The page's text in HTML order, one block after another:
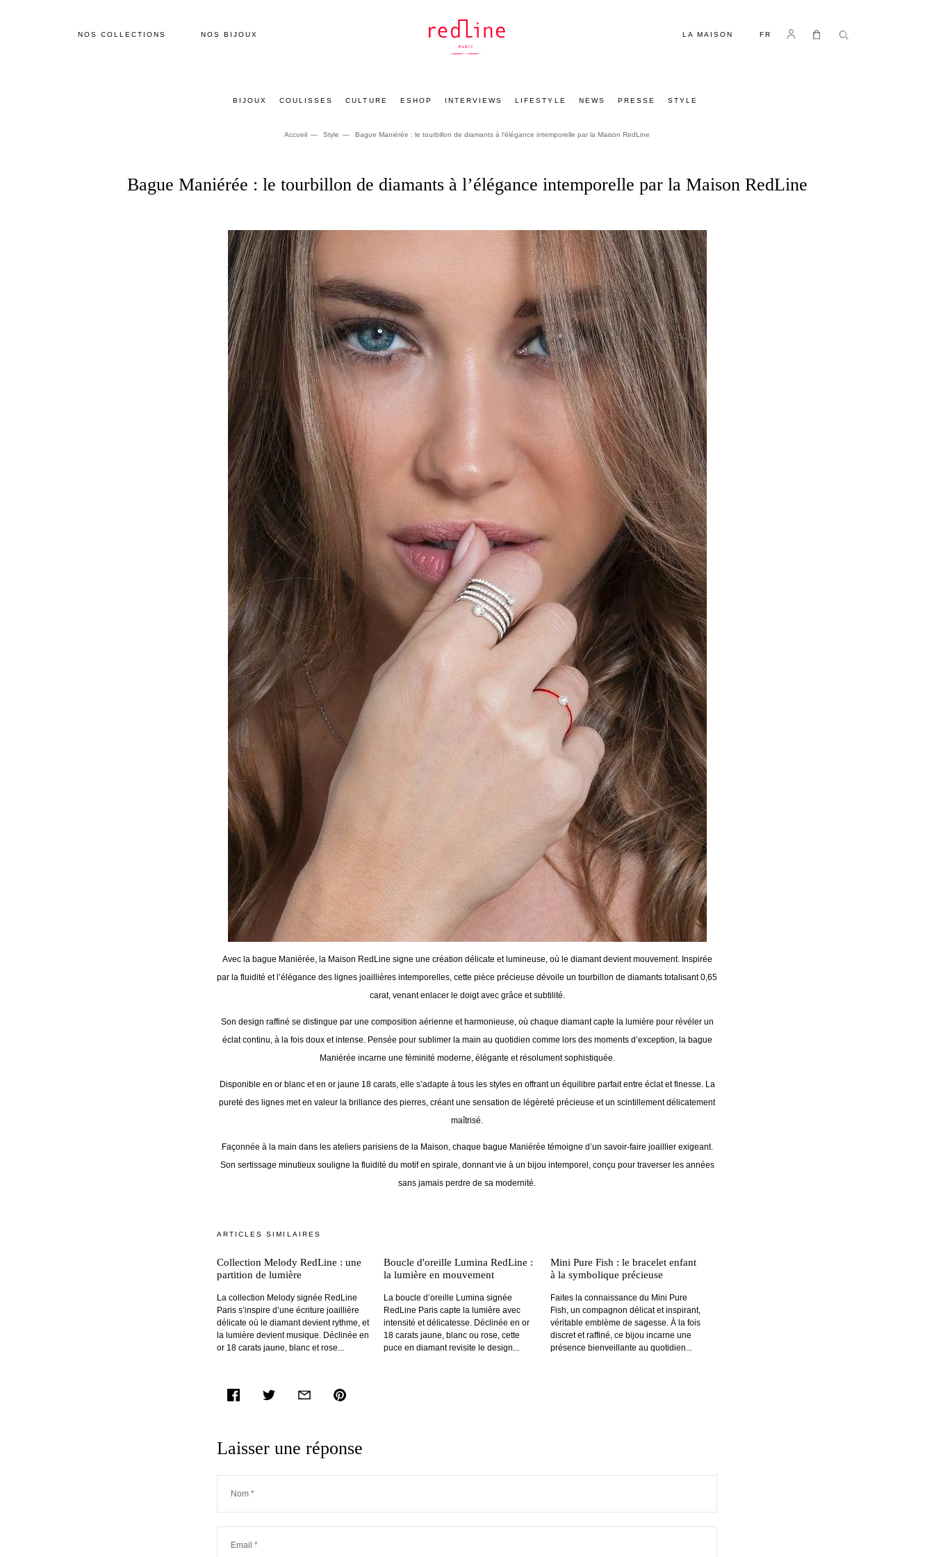
NOS COLLECTIONS NOS BIJOUX LA MAISON FR Se connecter
Mon panier
BIJOUX COULISSES CULTURE ESHOP INTERVIEWS LIFESTYLE NEWS PRESSE STYLE
Accueil Style Bague Maniérée : le tourbillon de diamants à l’élégance intemporelle par la Maison RedLine
Bague Maniérée : le tourbillon de diamants à l’élégance intemporelle par la Maison RedLine
Avec la bague Maniérée, la Maison RedLine signe une création délicate et lumineuse, où le diamant devient mouvement. Inspirée
par la fluidité et l’élégance des lignes joaillières intemporelles, cette pièce précieuse dévoile un tourbillon de diamants totalisant 0,65
carat, venant enlacer le doigt avec grâce et subtilité.
Son design raffiné se distingue par une composition aérienne et harmonieuse, où chaque diamant capte la lumière pour révéler un
éclat continu, à la fois doux et intense. Pensée pour sublimer la main au quotidien comme lors des moments d’exception, la bague
Maniérée incarne une féminité moderne, élégante et résolument sophistiquée.
Disponible en or blanc et en or jaune 18 carats, elle s’adapte à tous les styles en offrant un équilibre parfait entre éclat et finesse. La
pureté des lignes met en valeur la brillance des pierres, créant une sensation de légèreté précieuse et un scintillement délicatement
maîtrisé.
Façonnée à la main dans les ateliers parisiens de la Maison, chaque bague Maniérée témoigne d’un savoir-faire joaillier exigeant.
Son sertissage minutieux souligne la fluidité du motif en spirale, donnant vie à un bijou intemporel, conçu pour traverser les années
sans jamais perdre de sa modernité.
ARTICLES SIMILAIRES
Collection Melody RedLine : une
partition de lumière
La collection Melody signée RedLine
Paris s’inspire d’une écriture joaillière
délicate où le diamant devient rythme, et
la lumière devient musique. Déclinée en
or 18 carats jaune, blanc et rose...
Boucle d'oreille Lumina RedLine :
la lumière en mouvement
La boucle d’oreille Lumina signée
RedLine Paris capte la lumière avec
intensité et délicatesse. Déclinée en or
18 carats jaune, blanc ou rose, cette
puce en diamant revisite le design...
Mini Pure Fish : le bracelet enfant
à la symbolique précieuse
Faites la connaissance du Mini Pure
Fish, un compagnon délicat et inspirant,
véritable emblème de sagesse. À la fois
discret et raffiné, ce bijou incarne une
présence bienveillante au quotidien...
facebook twitter email pinterest
Laisser une réponse
Nom *
Email *